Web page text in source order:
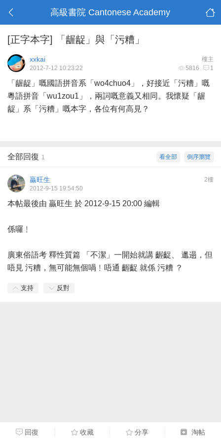
高級書院 Cantonese Academy
[正字本字] 「龌龊」與「污糟」
樓主
xxkai
5816 1
2012-7-12 10:23:22
「龌龊」嘅國語拼音系「wo4chuo4」，好接近「污糟」嘅
粵語拼音「wu1zou1」，兩詞嘅意義又相同。我懷疑「龌
龊」系「污糟」嘅本字，各位有何高見？
倒序瀏覽
看全部
全部回復 1
2樓
贏旺生
2012-9-15 19:54:50
本帖最後由 贏旺生 於 2012-9-15 20:00 編輯
係囉﹗
廣東俗語考 釋性質篇 「不潔」一開始就講 齷齪、 邋遢，但
唔見 污糟，無可能無個喎﹗唔通 齷齪 就係 污糟 ？
支持 反對
回復 收藏 分享 淘帖